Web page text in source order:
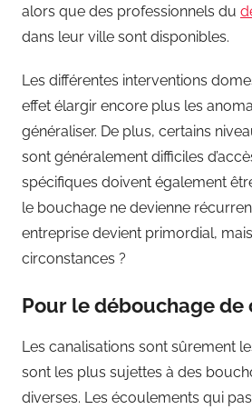
alors que des professionnels du
dans leur ville sont disponibles.
Les différentes interventions
effet élargir encore plus les
généraliser. De plus, certains
sont généralement difficiles
spécifiques doivent également
le bouchage ne devienne
entreprise devient primordial,
circonstances ?
Pour le débouchage de
Les canalisations sont sûrement
sont les plus sujettes à des
diverses. Les écoulements qui